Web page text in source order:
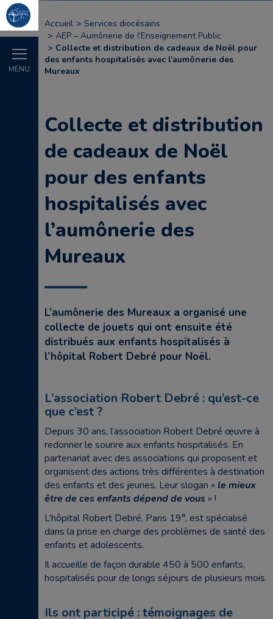
MENU
Accueil
Services diocésains
AEP – Aumônerie de l’Enseignement Public
Collecte et distribution de cadeaux de Noël pour
des enfants hospitalisés avec l’aumônerie des
Mureaux
Collecte et distribution
de cadeaux de Noël
pour des enfants
hospitalisés avec
l’aumônerie des
Mureaux
L’aumônerie des Mureaux a organisé une
collecte de jouets qui ont ensuite été
distribués aux enfants hospitalisés à
l’hôpital Robert Debré pour Noël.
L’association Robert Debré : qu’est-ce
que c’est ?
Depuis 30 ans, l’association Robert Debré œuvre à
redonner le sourire aux enfants hospitalisés. En
partenariat avec des associations qui proposent et
organisent des actions très différentes à destination
des enfants et des jeunes. Leur slogan « le mieux
être de ces enfants dépend de vous » !
L’hôpital Robert Debré, Paris 19°, est spécialisé
dans la prise en charge des problèmes de santé des
enfants et adolescents.
Il accueille de façon durable 450 à 500 enfants,
hospitalisés pour de longs séjours de plusieurs mois.
Ils ont participé : témoignages de